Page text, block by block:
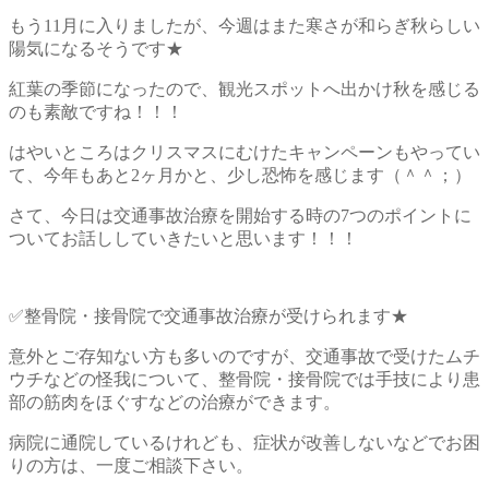
もう11月に入りましたが、今週はまた寒さが和らぎ秋らしい
陽気になるそうです★
紅葉の季節になったので、観光スポットへ出かけ秋を感じる
のも素敵ですね！！！
はやいところはクリスマスにむけたキャンペーンもやってい
て、今年もあと2ヶ月かと、少し恐怖を感じます（＾＾；）
さて、今日は交通事故治療を開始する時の7つのポイントに
ついてお話ししていきたいと思います！！！
✅整骨院・接骨院で交通事故治療が受けられます★
意外とご存知ない方も多いのですが、交通事故で受けたムチ
ウチなどの怪我について、整骨院・接骨院では手技により患
部の筋肉をほぐすなどの治療ができます。
病院に通院しているけれども、症状が改善しないなどでお困
りの方は、一度ご相談下さい。